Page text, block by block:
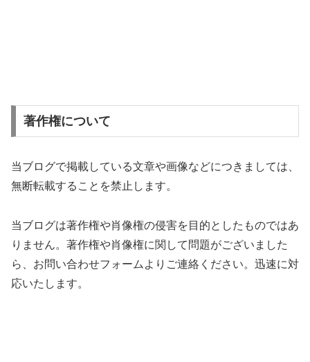
著作権について
当ブログで掲載している文章や画像などにつきましては、
無断転載することを禁止します。
当ブログは著作権や肖像権の侵害を目的としたものではあ
りません。著作権や肖像権に関して問題がございました
ら、お問い合わせフォームよりご連絡ください。迅速に対
応いたします。